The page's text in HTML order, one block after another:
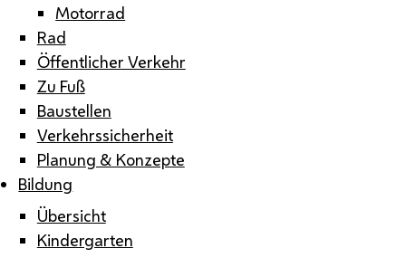
Motorrad
Rad
Öffentlicher Verkehr
Zu Fuß
Baustellen
Verkehrssicherheit
Planung & Konzepte
Bildung
Übersicht
Kindergarten